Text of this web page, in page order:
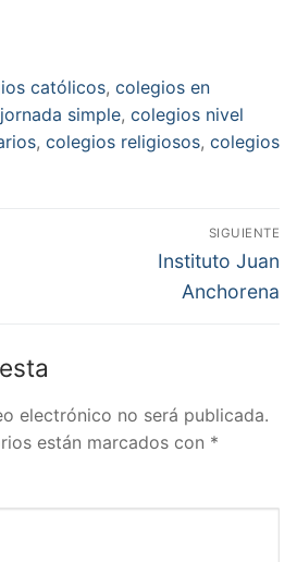
católicos, colegios en
simple, colegios nivel
, colegios religiosos, colegios
SIGUIENTE
Entrada
siguiente:
Instituto Juan
Anchorena
electrónico no será publicada.
están marcados con *